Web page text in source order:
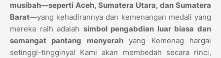
musibah—seperti Aceh, Sumatera Utara, dan Sumatera
Barat—yang kehadirannya dan kemenangan medali yang
mereka raih adalah simbol pengabdian luar biasa dan
semangat pantang menyerahyang Kemenag hargai
setinggi-tingginya! Kami akan membedah secara rinci,